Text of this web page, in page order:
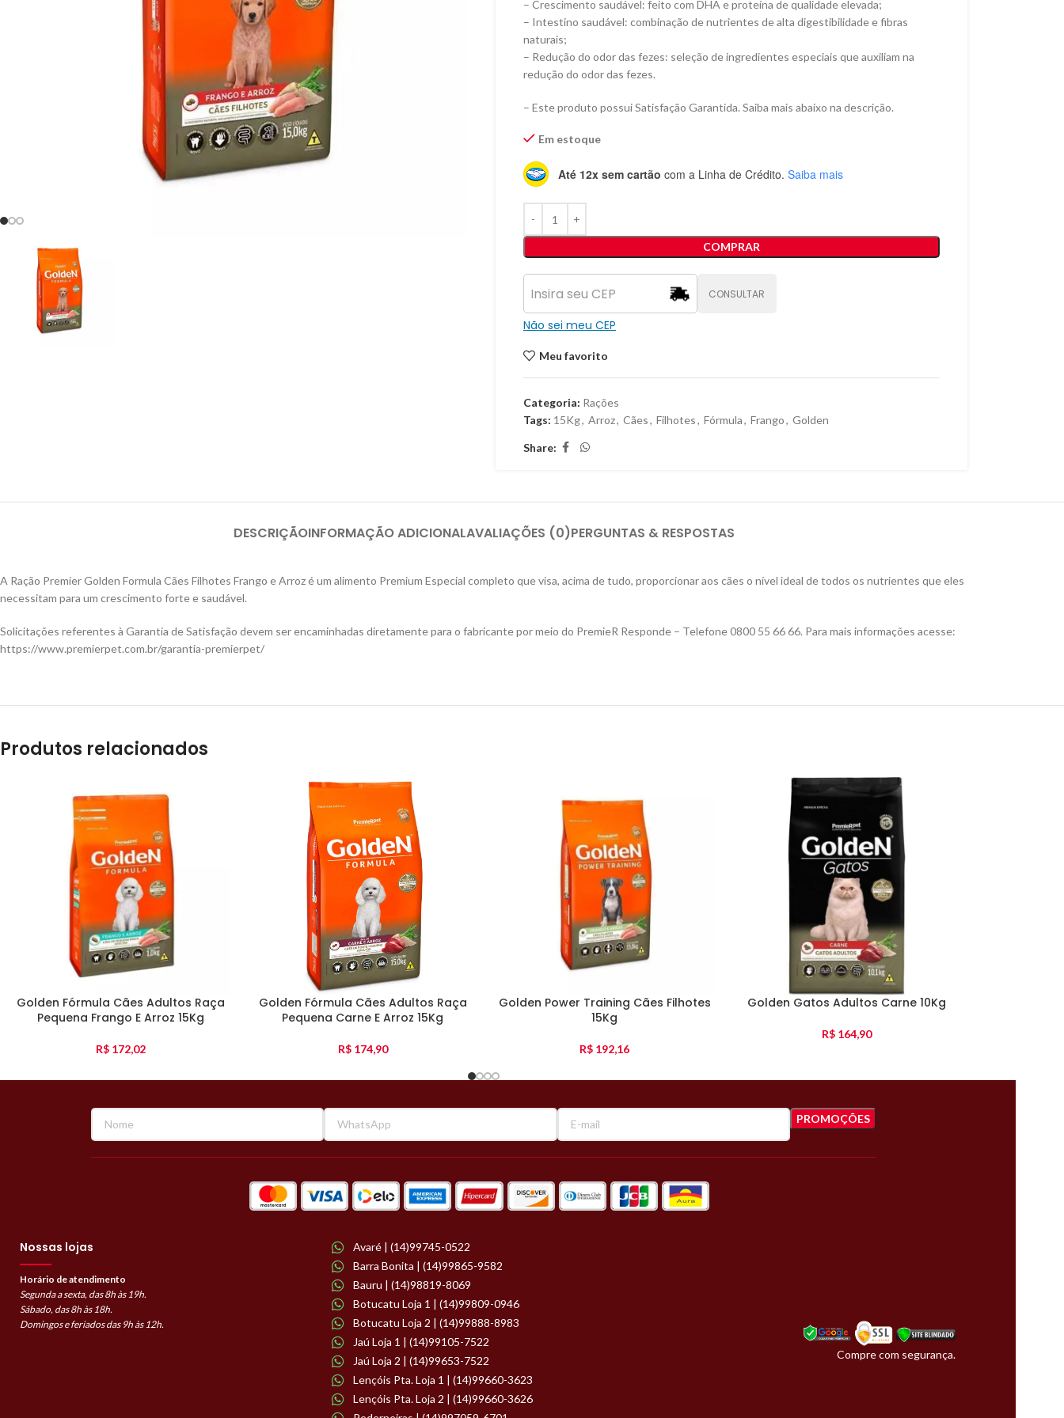
– Crescimento saudável: feito com DHA e proteína de qualidade elevada;
– Intestino saudável: combinação de nutrientes de alta digestibilidade e fibras
naturais;
– Redução do odor das fezes: seleção de ingredientes especiais que auxiliam na
redução do odor das fezes.
– Este produto possui Satisfação Garantida. Saiba mais abaixo na descrição.
Em estoque
Até 12x sem cartão com a Linha de Crédito. Saiba mais
COMPRAR
CONSULTAR
Não sei meu CEP
Meu favorito
Categoria: Rações
Tags: 15Kg, Arroz, Cães, Filhotes, Fórmula, Frango, Golden
Share:
DESCRIÇÃOINFORMAÇÃO ADICIONALAVALIAÇÕES (0)PERGUNTAS & RESPOSTAS
A Ração Premier Golden Formula Cães Filhotes Frango e Arroz é um alimento Premium Especial completo que visa, acima de tudo, proporcionar aos cães o nível ideal de todos os nutrientes que eles
necessitam para um crescimento forte e saudável.
Solicitações referentes à Garantia de Satisfação devem ser encaminhadas diretamente para o fabricante por meio do PremieR Responde – Telefone 0800 55 66 66. Para mais informações acesse:
https://www.premierpet.com.br/garantia-premierpet/
Produtos relacionados
Golden Fórmula Cães Adultos Raça
Pequena Frango E Arroz 15Kg
R$ 172,02
Golden Fórmula Cães Adultos Raça
Pequena Carne E Arroz 15Kg
R$174,90
Golden Power Training Cães Filhotes
15Kg
R$ 192,16
Golden Gatos Adultos Carne 10Kg
R$164,90
Nossas lojas
Horário de atendimento
Segunda a sexta, das 8h às 19h.
Sábado, das 8h às 18h.
Domingos e feriados das 9h às 12h.
Avaré | (14)99745-0522
Barra Bonita | (14)99865-9582
Bauru | (14)98819-8069
Botucatu Loja 1 | (14)99809-0946
Botucatu Loja 2 | (14)99888-8983
Jaú Loja 1 | (14)99105-7522
Jaú Loja 2 | (14)99653-7522
Lençóis Pta. Loja 1 | (14)99660-3623
Lençóis Pta. Loja 2 | (14)99660-3626
Compre com segurança.